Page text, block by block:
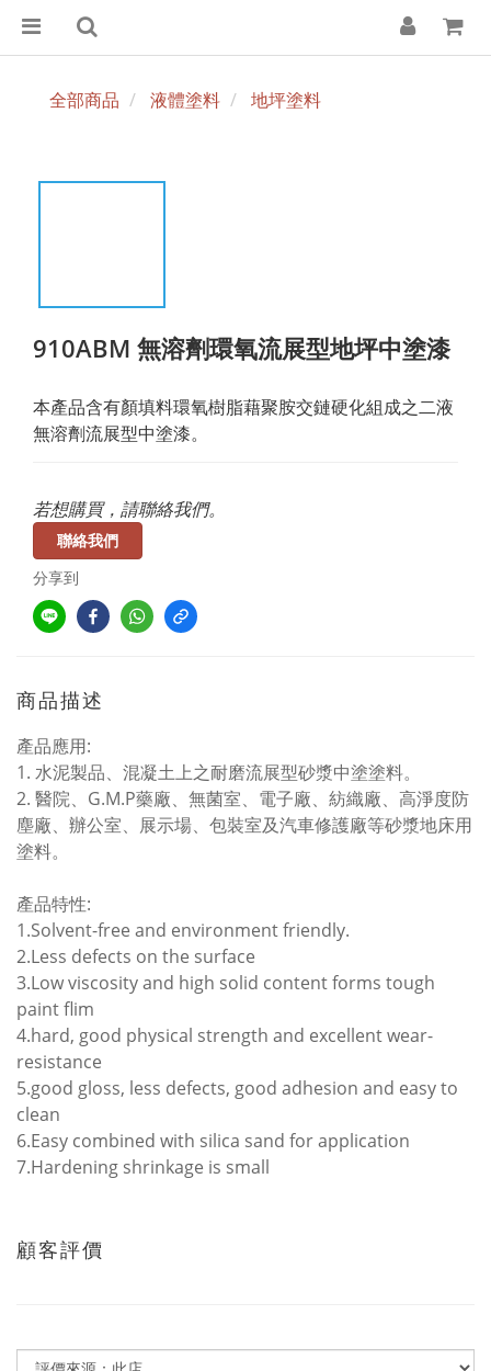
全部商品 液體塗料 地坪塗料
910ABM 無溶劑環氧流展型地坪中塗漆
本產品含有顏填料環氧樹脂藉聚胺交鏈硬化組成之二液
無溶劑流展型中塗漆。
若想購買，請聯絡我們。
聯絡我們
分享到
商品描述
產品應用:
1. 水泥製品、混凝土上之耐磨流展型砂漿中塗塗料。
2. 醫院、G.M.P藥廠、無菌室、電子廠、紡織廠、高淨度防
塵廠、辦公室、展示場、包裝室及汽車修護廠等砂漿地床用
塗料。
產品特性:
1.Solvent-free and environment friendly.
2.Less defects on the surface
3.Low viscosity and high solid content forms tough
paint flim
4.hard, good physical strength and excellent wear-
resistance
5.good gloss, less defects, good adhesion and easy to
clean
6.Easy combined with silica sand for application
7.Hardening shrinkage is small
顧客評價